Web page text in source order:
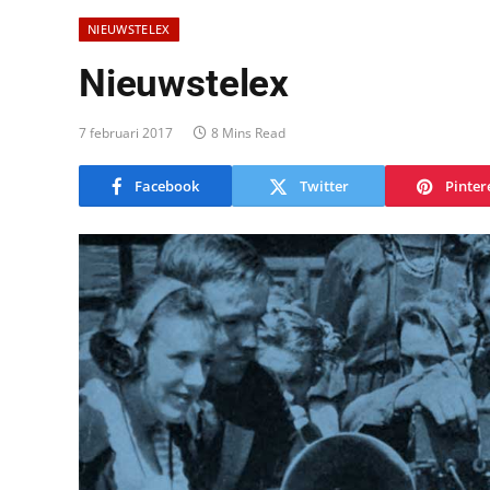
NIEUWSTELEX
Nieuwstelex
7 februari 2017 8 Mins Read
Facebook Twitter